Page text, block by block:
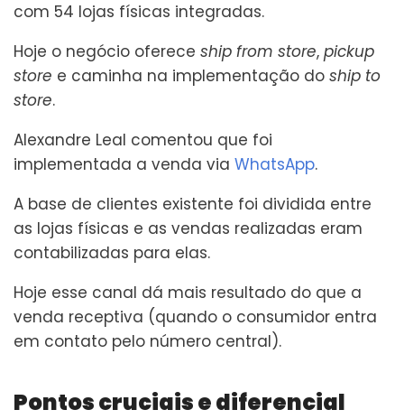
com 54 lojas físicas integradas.
Hoje o negócio oferece ship from store, pickup
store e caminha na implementação do ship to
store.
Alexandre Leal comentou que foi
implementada a venda via WhatsApp.
A base de clientes existente foi dividida entre
as lojas físicas e as vendas realizadas eram
contabilizadas para elas.
Hoje esse canal dá mais resultado do que a
venda receptiva (quando o consumidor entra
em contato pelo número central).
Pontos cruciais e diferencial